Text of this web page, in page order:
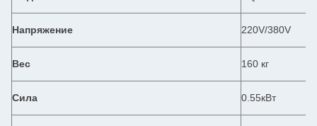
Напряжение 220V/380V
Вес 160 кг
Сила 0.55кВт